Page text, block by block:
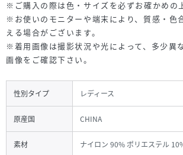
※ご購入の際は色・サイズを必ずお確かめの
※お使いのモニターや端末により、質感・色
える場合がございます。
※着用画像は撮影状況や光によって、多少異
画像をご確認下さい。
性別タイプ レディース
原産国 CHINA
素材 ナイロン 90% ポリエステル